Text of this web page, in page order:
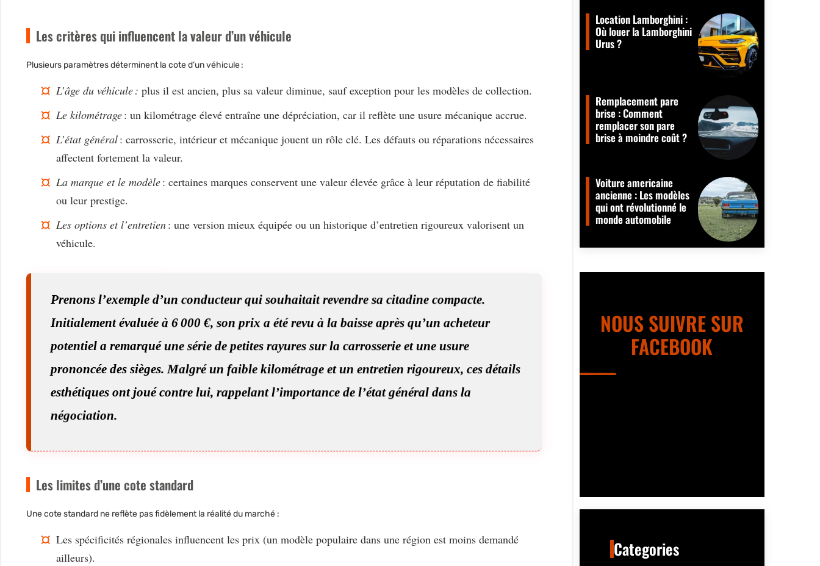
Les critères qui influencent la valeur d’un véhicule
Plusieurs paramètres déterminent la cote d’un véhicule :
L’âge du véhicule: plus il est ancien, plus sa valeur diminue, sauf exception pour les modèles de collection.
Le kilométrage: un kilométrage élevé entraîne une dépréciation, car il reflète une usure mécanique accrue.
L’état général: carrosserie, intérieur et mécanique jouent un rôle clé. Les défauts ou réparations nécessaires
affectent fortement la valeur.
La marque et le modèle: certaines marques conservent une valeur élevée grâce à leur réputation de fiabilité
ou leur prestige.
Les options et l’entretien: une version mieux équipée ou un historique d’entretien rigoureux valorisent un
véhicule.
Prenons l’exemple d’un conducteur qui souhaitait revendre sa citadine compacte.
Initialement évaluée à 6 000 €, son prix a été revu à la baisse après qu’un acheteur
potentiel a remarqué une série de petites rayures sur la carrosserie et une usure
prononcée des sièges. Malgré un faible kilométrage et un entretien rigoureux, ces détails
esthétiques ont joué contre lui, rappelant l’importance de l’état général dans la
négociation.
Les limites d’une cote standard
Une cote standard ne reflète pas fidèlement la réalité du marché :
Les spécificités régionales influencent les prix (un modèle populaire dans une région est moins demandé
ailleurs).
Location Lamborghini :
Où louer la Lamborghini
Urus ?
Remplacement pare
brise : Comment
remplacer son pare
brise à moindre coût ?
Voiture americaine
ancienne : Les modèles
qui ont révolutionné le
monde automobile
NOUS SUIVRE SUR
FACEBOOK
Categories